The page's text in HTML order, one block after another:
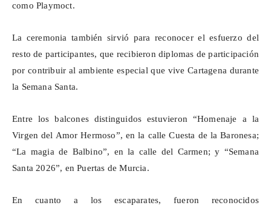
como Playmoct.
La ceremonia también sirvió para reconocer el esfuerzo del
resto de participantes, que recibieron diplomas de participación
por contribuir al ambiente especial que vive Cartagena durante
la Semana Santa.
Entre los balcones distinguidos estuvieron “Homenaje a la
Virgen del Amor Hermoso”, en la calle Cuesta de la Baronesa;
“La magia de Balbino”, en la calle del Carmen; y “Semana
Santa 2026”, en Puertas de Murcia.
En cuanto a los escaparates, fueron reconocidos